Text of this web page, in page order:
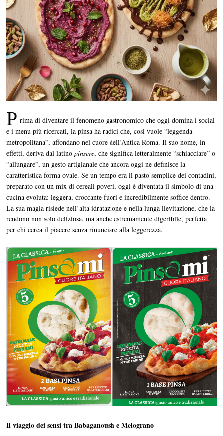
P rima di diventare il fenomeno gastronomico che oggi domina i social
e i menu più ricercati, la pinsa ha radici che, così vuole “leggenda
metropolitana”, affondano nel cuore dell’Antica Roma. Il suo nome, in
effetti, deriva dal latinopinsere, che significa letteralmente “schiacciare” o
“allungare”, un gesto artigianale che ancora oggi ne definisce la
caratteristica forma ovale. Se un tempo era il pasto semplice dei contadini,
preparato con un mix di cereali poveri, oggi è diventata il simbolo di una
cucina evoluta: leggera, croccante fuori e incredibilmente soffice dentro.
La sua magia risiede nell’alta idratazione e nella lunga lievitazione, che la
rendono non solo deliziosa, ma anche estremamente digeribile, perfetta
per chi cerca il piacere senza rinunciare alla leggerezza.
Il viaggio dei sensi tra Babaganoush e Melograno